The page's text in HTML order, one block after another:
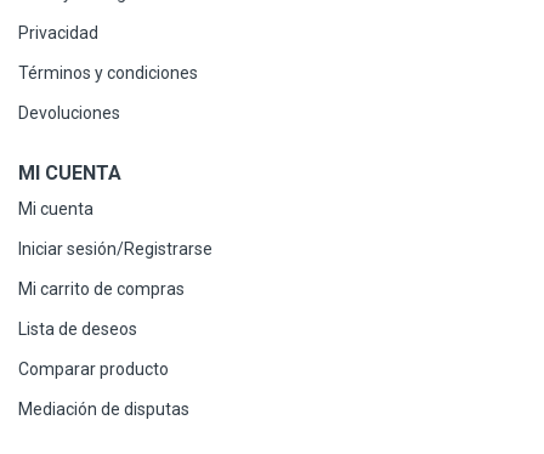
Privacidad
Términos y condiciones
Devoluciones
MI CUENTA
Mi cuenta
Iniciar sesión/Registrarse
Mi carrito de compras
Lista de deseos
Comparar producto
Mediación de disputas